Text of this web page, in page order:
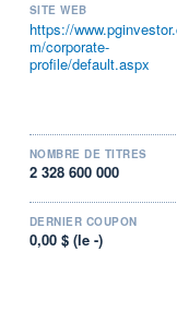
SITE WEB
https://
m/corporate-
profile/default.aspx
NOMBRE DE TITRES
2 328 600 000
DERNIER COUPON
0,00 $ (le -)